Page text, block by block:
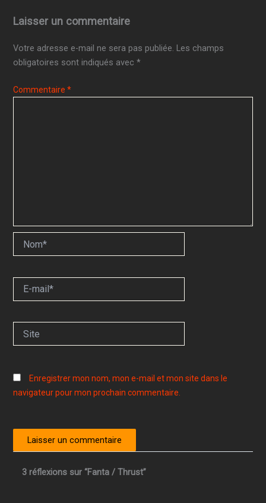
Laisser un commentaire
Votre adresse e-mail ne sera pas publiée. Les champs
obligatoires sont indiqués avec*
Commentaire*
mail*
Enregistrer mon nom, mon e-mail et mon site dans le
navigateur pour mon prochain commentaire.
3 réflexions sur “Fanta / Thrust”